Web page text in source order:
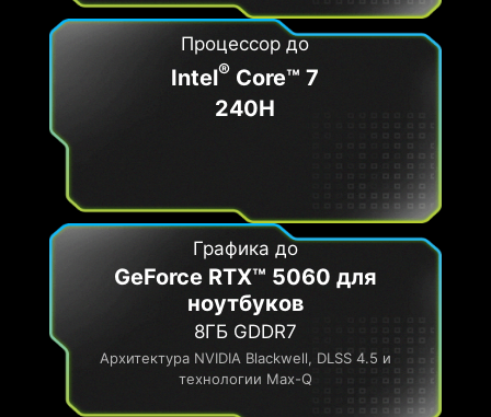
Процессор до
Intel® Core™ 7
240H
Графика до
GeForce RTX™ 5060 для
ноутбуков
8ГБ GDDR7
Архитектура NVIDIA Blackwell, DLSS 4.5 и
технологии Max-Q